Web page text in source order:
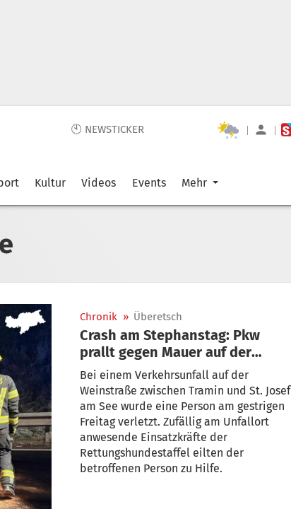
🕙 NEWSTICKER | |
Kultur Videos Events Mehr
Chronik » Überetsch
Crash am Stephanstag: Pkw
prallt gegen Mauer auf der
Weinstraße
Bei einem Verkehrsunfall auf der
Weinstraße zwischen Tramin und St. Josef
am See wurde eine Person am gestrigen
Freitag verletzt. Zufällig am Unfallort
anwesende Einsatzkräfte der
Rettungshundestaffel eilten der
betroffenen Person zu Hilfe.